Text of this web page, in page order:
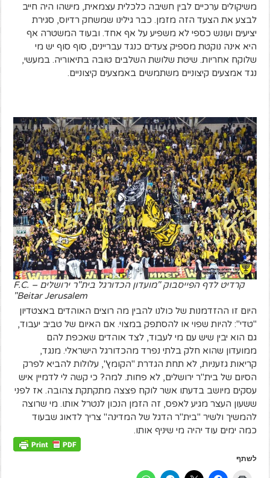
משיקולים ערכיים לבין חשיבה כלכלית עצמאית, מישהו היה חייב
לבצע את הצעד הזה מזמן. כבר גילינו שמשחק רדיוס, סגירת
יציעים ועונש כספי לא משפיע על אף אחד. ובעוד המשטרה אף
היא אינה נוקטת מספיק צעדים כנגד עבריינים, סוף סוף יש מי
שלוקח אחריות. שיטת שלושת השלבים טובה בתיאוריה. במעשי,
נגד אמצעים קיצוניים משתמשים באמצעים קיצוניים.
קרדיט לדף הפייסבוק "מועדון הכדורגל בית"ר ירושלים – F.C.
Beitar Jerusalem"
היום זו ההזדמנות של כולנו להבין מה רוצים האוהדים באצטדיון
"טדי": להיות שפוי או להסתפק במצוי. אם האיום של טביב יעבוד,
גם הוא יבין שיש עם מי לעבוד, לצד אוהדים שאכפת להם
ממועדון שהוא חלק בלתי נפרד מהכדורגל הישראלי. מנגד,
קריאות גזעניות, לא תחת הגדרת "הקומץ", עלולות להביא לפרק
הסיום של בית"ר ירושלים, לא פחות. למה? כי קשה לי לדמיין איש
עסקים מיושב בדעתו אשר לוקח פצצה מתקתקת צהובה. אז לפני
ששעון העצר מגיע לאפס, זה הזמן הנכון לנטרל אותו. מי שרוצה
להמשיך ולשיר "בית"ר הדגל של המדינה" צריך לדאוג שבעוד
כמה ימים עוד יהיה מי שיניף אותו.
לשתף